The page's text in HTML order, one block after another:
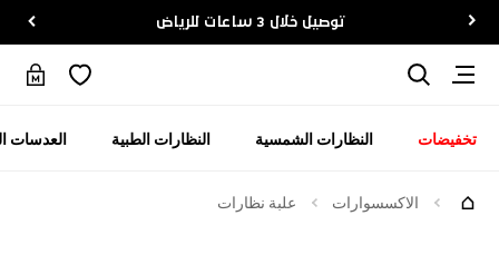
توصيل خلال 3 ساعات للرياض
تخفيضات النظارات الشمسية النظارات الطبية العدسات
الاكسسوارات علبة نظارات